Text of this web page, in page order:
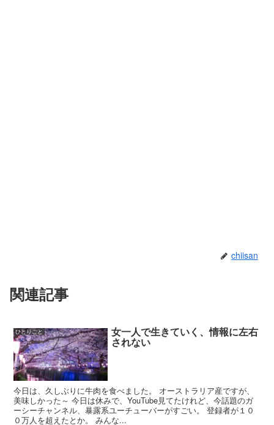
chiisan
関連記事
ひとりごと 女一人で生きていく、情報に左右
されない
今日は、久しぶりに牛肉を食べました。 オーストラリア産ですが、
美味しかった～ 今日は休みで、YouTube見てたけれど、今話題のガ
ーシーチャンネル、暴露系ユーチューバーがすごい。 登録者が１０
０万人を超えたとか。 みんな...